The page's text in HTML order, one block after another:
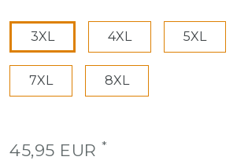
3XL 4XL 5XL
7XL 8XL
45,95 EUR *